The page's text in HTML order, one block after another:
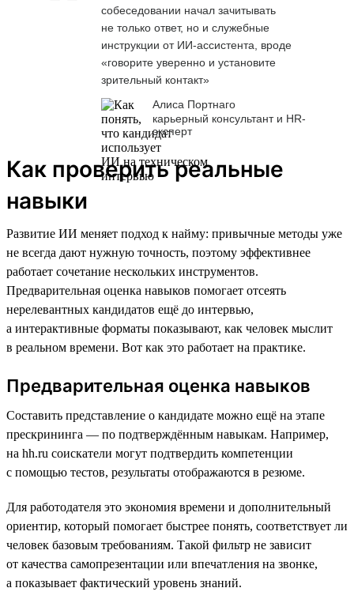
собеседовании начал зачитывать
не только ответ, но и служебные
инструкции от ИИ-ассистента, вроде
«говорите уверенно и установите
зрительный контакт»
Алиса Портнаго
карьерный консультант и HR-
эксперт
Как проверить реальные
навыки
Развитие ИИ меняет подход к найму: привычные методы уже
не всегда дают нужную точность, поэтому эффективнее
работает сочетание нескольких инструментов.
Предварительная оценка навыков помогает отсеять
нерелевантных кандидатов ещё до интервью,
а интерактивные форматы показывают, как человек мыслит
в реальном времени. Вот как это работает на практике.
Предварительная оценка навыков
Составить представление о кандидате можно ещё на этапе
прескрининга — по подтверждённым навыкам. Например,
на hh.ru соискатели могут подтвердить компетенции
с помощью тестов, результаты отображаются в резюме.
Для работодателя это экономия времени и дополнительный
ориентир, который помогает быстрее понять, соответствует ли
человек базовым требованиям. Такой фильтр не зависит
от качества самопрезентации или впечатления на звонке,
а показывает фактический уровень знаний.